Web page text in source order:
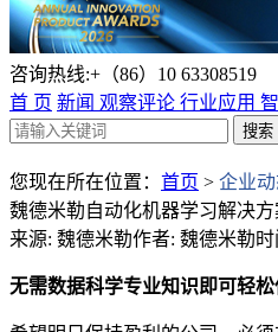
咨询热线:+（86）10 63308519
首 页 新闻 观察评论 行业应用
您现在所在位置： 首页 > 企业
魏德米勒自动化机器学习解决方
来源: 魏德米勒作者: 魏德米勒
无需数据科学专业知识即可轻